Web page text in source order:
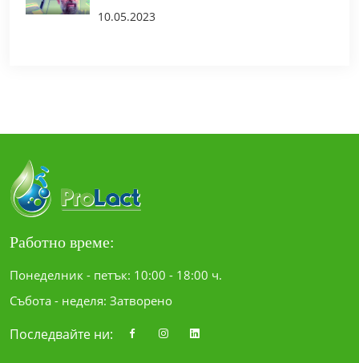
10.05.2023
Работно време:
Понеделник - петък: 10:00 - 18:00 ч.
Събота - неделя: Затворено
Последвайте ни: